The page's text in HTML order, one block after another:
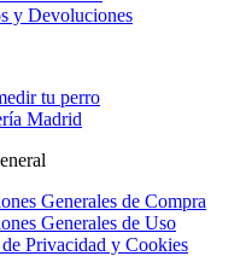
y Devoluciones
tu perro
Madrid
Generales de Compra
Generales de Uso
Privacidad y Cookies